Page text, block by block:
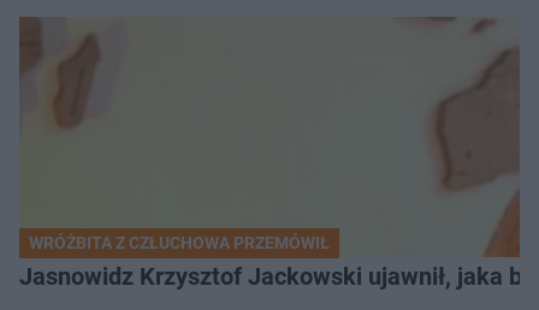
WRÓŻBITA Z CZŁUCHOWA PRZEMÓWIŁ
Jasnowidz Krzysztof Jackowski ujawnił, jaka